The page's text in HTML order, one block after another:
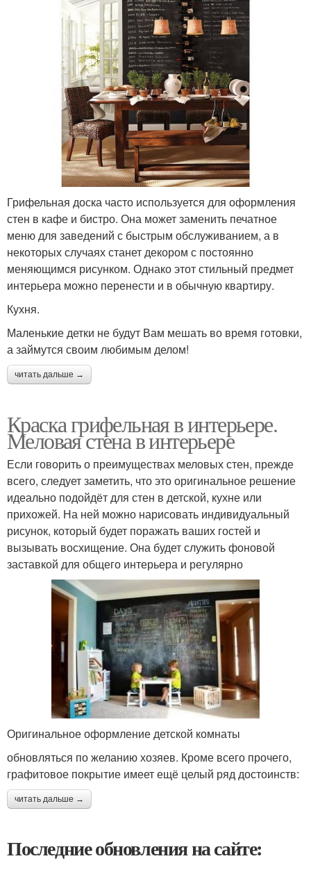
Грифельная доска часто используется для оформления
стен в кафе и бистро. Она может заменить печатное
меню для заведений с быстрым обслуживанием, а в
некоторых случаях станет декором с постоянно
меняющимся рисунком. Однако этот стильный предмет
интерьера можно перенести и в обычную квартиру.
Кухня.
Маленькие детки не будут Вам мешать во время готовки,
а займутся своим любимым делом!
читать дальше →
Краска грифельная в интерьере.
Меловая стена в интерьере
Если говорить о преимуществах меловых стен, прежде
всего, следует заметить, что это оригинальное решение
идеально подойдёт для стен в детской, кухне или
прихожей. На ней можно нарисовать индивидуальный
рисунок, который будет поражать ваших гостей и
вызывать восхищение. Она будет служить фоновой
заставкой для общего интерьера и регулярно
Оригинальное оформление детской комнаты
обновляться по желанию хозяев. Кроме всего прочего,
графитовое покрытие имеет ещё целый ряд достоинств:
читать дальше →
Последние обновления на сайте: